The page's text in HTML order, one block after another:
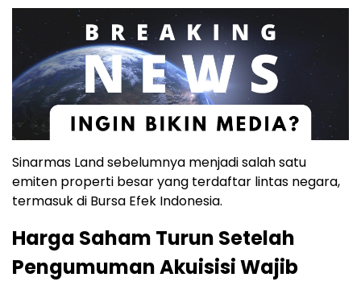
Sinarmas Land sebelumnya menjadi salah satu
emiten properti besar yang terdaftar lintas negara,
termasuk di Bursa Efek Indonesia.
Harga Saham Turun Setelah
Pengumuman Akuisisi Wajib